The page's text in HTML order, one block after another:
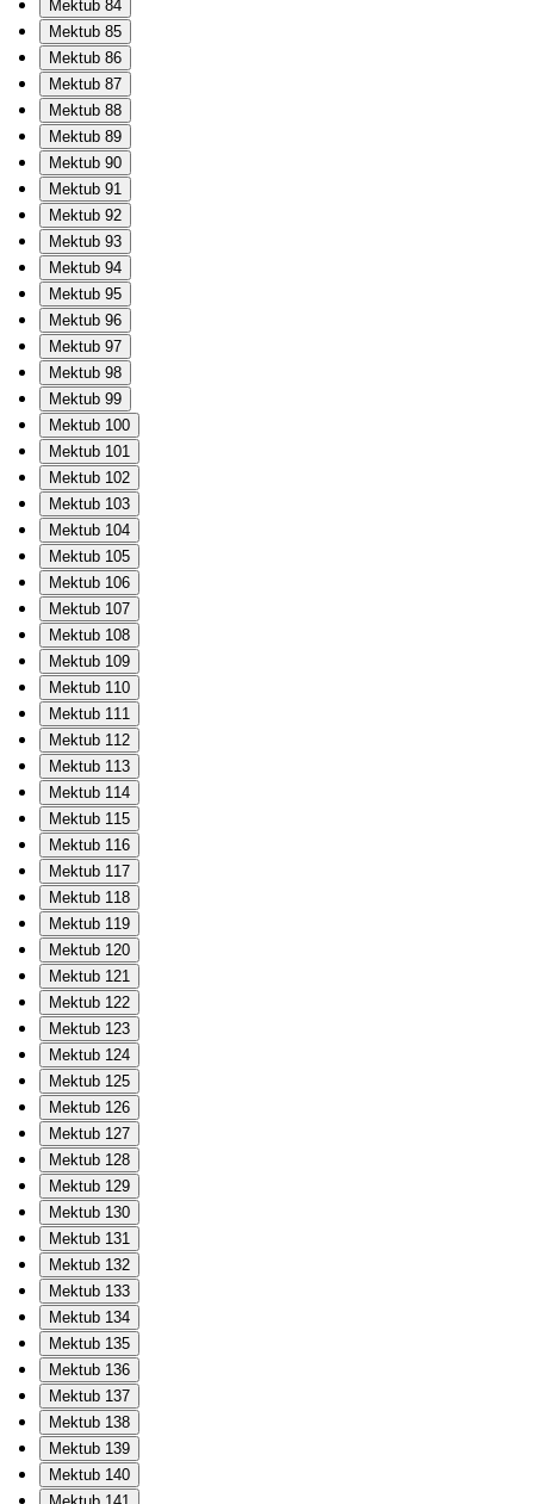
Mektub 84
Mektub 85
Mektub 86
Mektub 87
Mektub 88
Mektub 89
Mektub 90
Mektub 91
Mektub 92
Mektub 93
Mektub 94
Mektub 95
Mektub 96
Mektub 97
Mektub 98
Mektub 99
Mektub 100
Mektub 101
Mektub 102
Mektub 103
Mektub 104
Mektub 105
Mektub 106
Mektub 107
Mektub 108
Mektub 109
Mektub 110
Mektub 111
Mektub 112
Mektub 113
Mektub 114
Mektub 115
Mektub 116
Mektub 117
Mektub 118
Mektub 119
Mektub 120
Mektub 121
Mektub 122
Mektub 123
Mektub 124
Mektub 125
Mektub 126
Mektub 127
Mektub 128
Mektub 129
Mektub 130
Mektub 131
Mektub 132
Mektub 133
Mektub 134
Mektub 135
Mektub 136
Mektub 137
Mektub 138
Mektub 139
Mektub 140